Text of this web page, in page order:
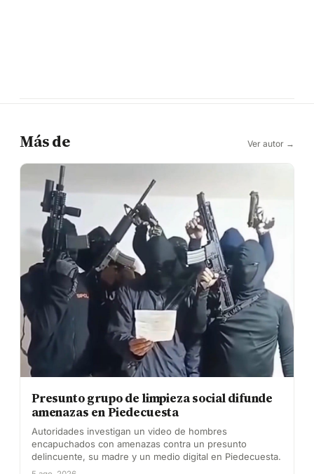
Más de Ver autor →
Presunto grupo de limpieza social difunde
amenazas en Piedecuesta
Autoridades investigan un video de hombres
encapuchados con amenazas contra un presunto
delincuente, su madre y un medio digital en Piedecuesta.